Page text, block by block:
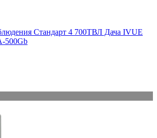
Стандарт 4 700ТВЛ Дача IVUE
500Gb